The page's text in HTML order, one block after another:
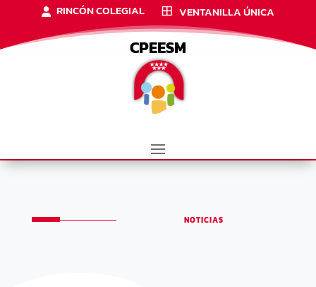
RINCÓN COLEGIAL VENTANILLA ÚNICA
CPEESM
NOTICIAS